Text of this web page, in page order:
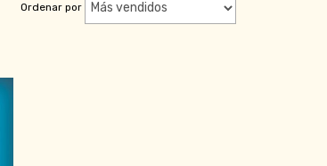
Ordenar por